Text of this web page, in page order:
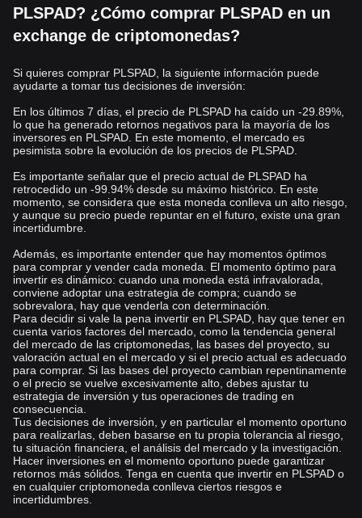
PLSPAD? ¿Cómo comprar PLSPAD en un
exchange de criptomonedas?
Si quieres comprar PLSPAD, la siguiente información puede
ayudarte a tomar tus decisiones de inversión:
En los últimos 7 días, el precio de PLSPAD ha caído un -29.89%,
lo que ha generado retornos negativos para la mayoría de los
inversores en PLSPAD. En este momento, el mercado es
pesimista sobre la evolución de los precios de PLSPAD.
Es importante señalar que el precio actual de PLSPAD ha
retrocedido un -99.94% desde su máximo histórico. En este
momento, se considera que esta moneda conlleva un alto riesgo,
y aunque su precio puede repuntar en el futuro, existe una gran
incertidumbre.
Además, es importante entender que hay momentos óptimos
para comprar y vender cada moneda. El momento óptimo para
invertir es dinámico: cuando una moneda está infravalorada,
conviene adoptar una estrategia de compra; cuando se
sobrevalora, hay que venderla con determinación.
Para decidir si vale la pena invertir en PLSPAD, hay que tener en
cuenta varios factores del mercado, como la tendencia general
del mercado de las criptomonedas, las bases del proyecto, su
valoración actual en el mercado y si el precio actual es adecuado
para comprar. Si las bases del proyecto cambian repentinamente
o el precio se vuelve excesivamente alto, debes ajustar tu
estrategia de inversión y tus operaciones de trading en
consecuencia.
Tus decisiones de inversión, y en particular el momento oportuno
para realizarlas, deben basarse en tu propia tolerancia al riesgo,
tu situación financiera, el análisis del mercado y la investigación.
Hacer inversiones en el momento oportuno puede garantizar
retornos más sólidos. Tenga en cuenta que invertir en PLSPAD o
en cualquier criptomoneda conlleva ciertos riesgos e
incertidumbres.